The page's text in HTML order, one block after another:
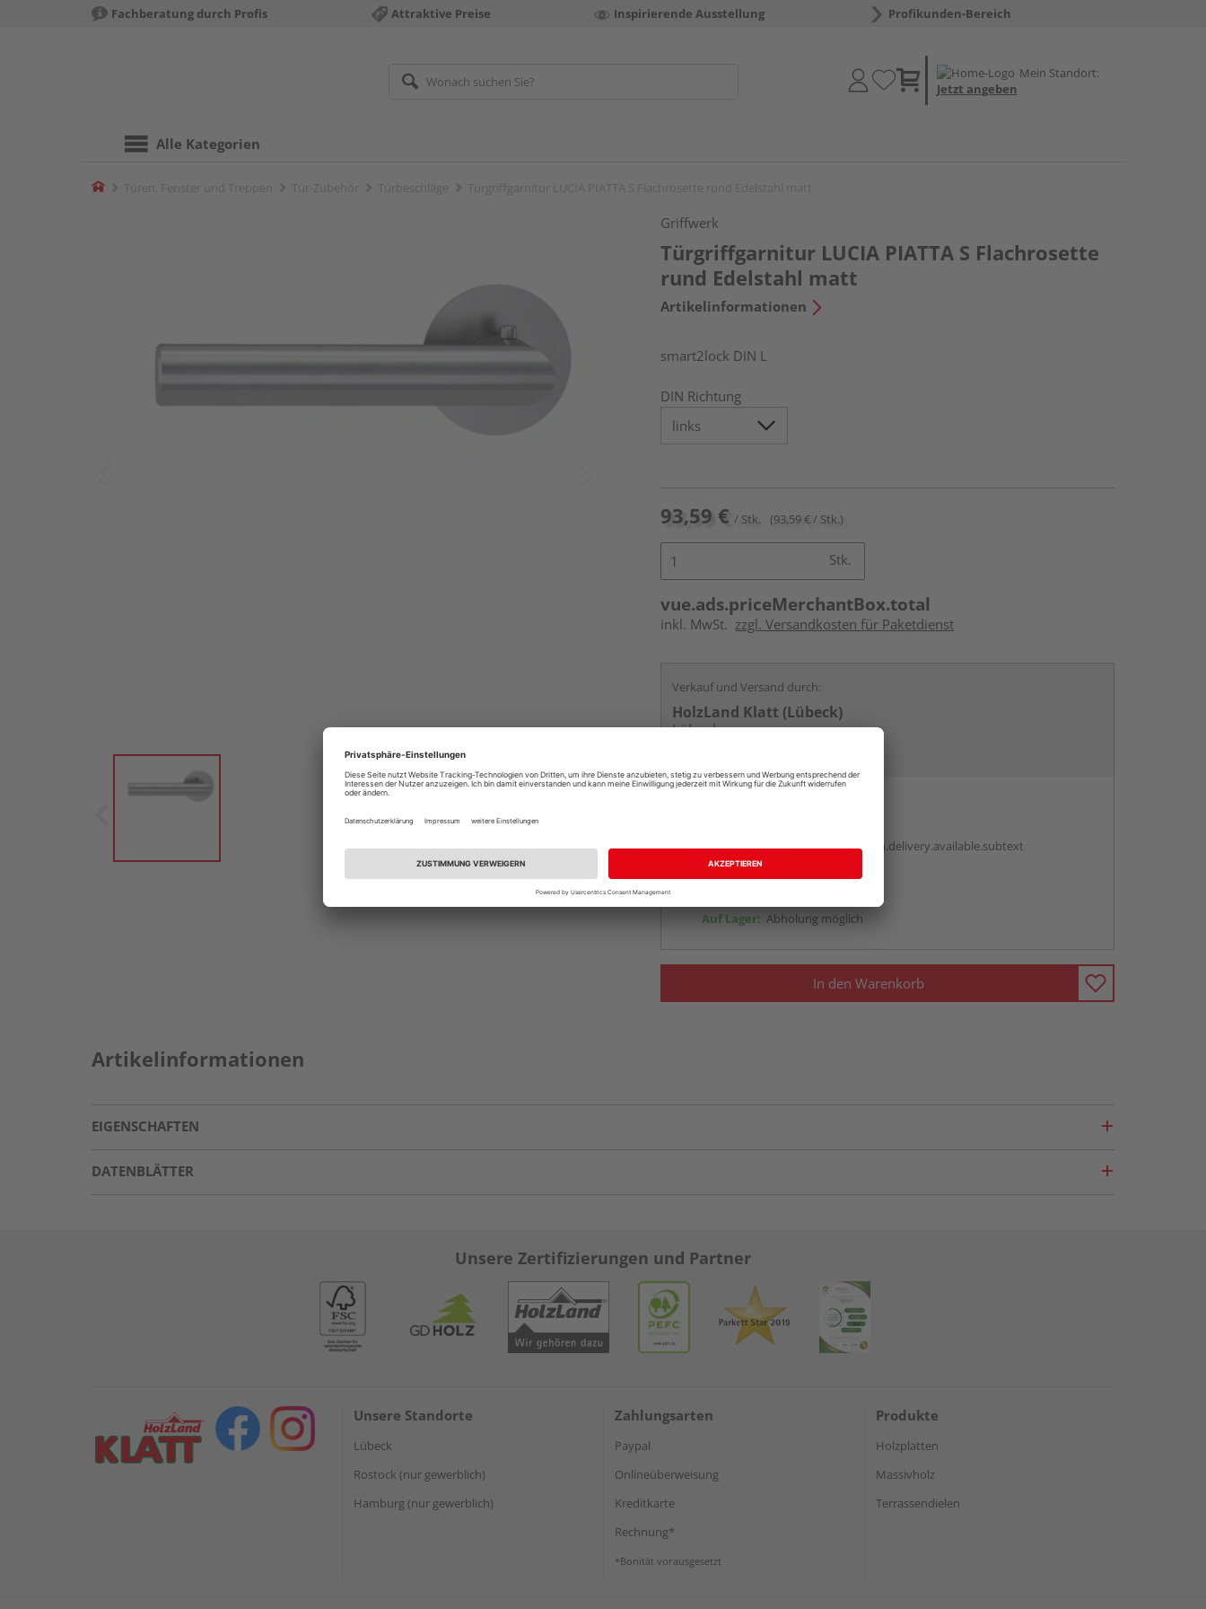
Fachberatung durch Profis Attraktive Preise Inspirierende Ausstellung Profikunden-Bereich
Mein Standort:
Jetzt angeben
Alle Kategorien
Home
Griffwerk
Türgriffgarnitur LUCIA PIATTA S Flachrosette
rund Edelstahl matt
Artikelinformationen
smart2lock DIN L
DIN Richtung
93,59 € / Stk. (93,59 € / Stk.)
Stk.
vue.ads.priceMerchantBox.total
inkl. MwSt. zzgl. Versandkosten für Paketdienst
Verkauf und Versand durch:
HolzLand Klatt (Lübeck)
Lübeck
vue.ads.priceMerchantBox.option.delivery.available.subtext
Auf Lager: Abholung möglich
In den Warenkorb
Artikelinformationen
EIGENSCHAFTEN
DATENBLÄTTER
Unsere Zertifizierungen und Partner
Unsere Standorte
Lübeck
Rostock (nur gewerblich)
Hamburg (nur gewerblich)
Zahlungsarten
Paypal
Onlineüberweisung
Kreditkarte
Rechnung*
*Bonität vorausgesetzt
Produkte
Holzplatten
Massivholz
Terrassendielen